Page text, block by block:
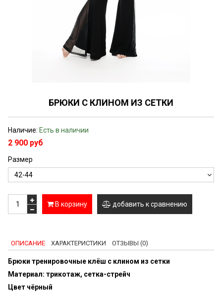
БРЮКИ С КЛИНОМ ИЗ СЕТКИ
Наличие: Есть в наличии
2 900 руб
Размер
В корзину добавить к сравнению
ОПИСАНИЕ ХАРАКТЕРИСТИКИ ОТЗЫВЫ (0)
Брюки тренировочные клёш с клином из сетки
Материал: трикотаж, сетка-стрейч
Цвет чёрный